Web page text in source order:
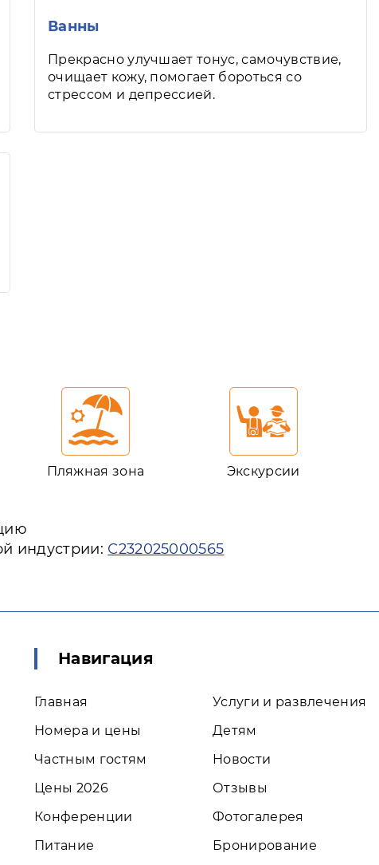
Ванны
Прекрасно улучшает тонус, самочувствие,
очищает кожу, помогает бороться со
стрессом и депрессией.
Пляжная зона Экскурсии
индустрии: С232025000565
Навигация
Главная
Номера и цены
Частным гостям
Цены 2026
Конференции
Питание
Услуги и развлечения
Детям
Новости
Отзывы
Фотогалерея
Бронирование